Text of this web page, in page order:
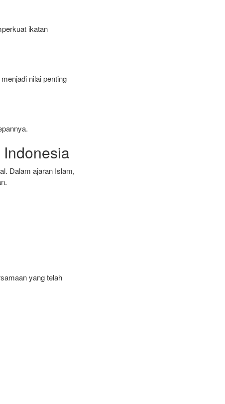
ikatan
nilai penting
Dalam ajaran Islam,
yang telah